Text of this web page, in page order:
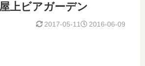
上ビアガーデン
2016-06-09
2017-05-11